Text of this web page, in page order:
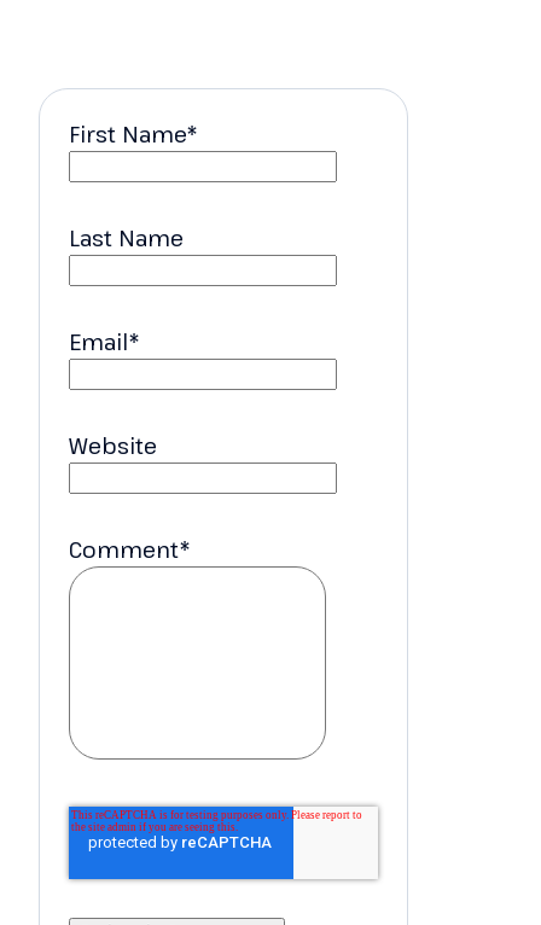
First Name*
Last Name
Email*
Website
Comment*